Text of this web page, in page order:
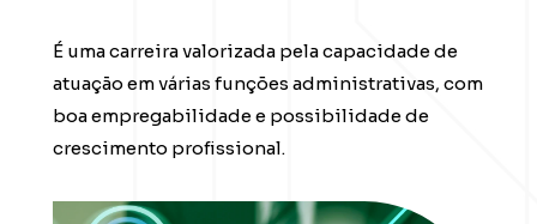
É uma carreira valorizada pela capacidade de
atuação em várias funções administrativas, com
boa empregabilidade e possibilidade de
crescimento profissional.